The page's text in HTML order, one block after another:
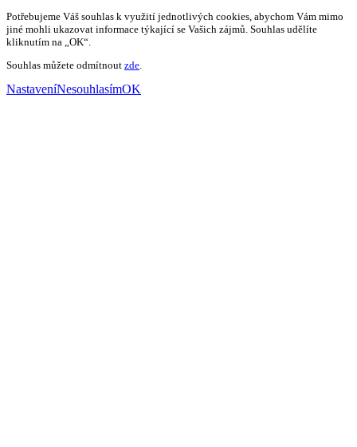
Potřebujeme Váš souhlas k využití jednotlivých cookies, abychom Vám mimo
jiné mohli ukazovat informace týkající se Vašich zájmů. Souhlas udělíte
kliknutím na „OK“.
Souhlas můžete odmítnout zde.
NastaveníNesouhlasímOK